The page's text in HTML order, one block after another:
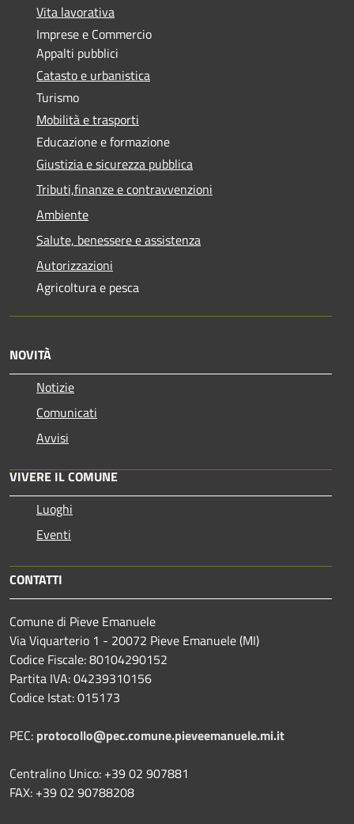
Vita lavorativa
Imprese e Commercio
Appalti pubblici
Catasto e urbanistica
Turismo
Mobilità e trasporti
Educazione e formazione
Giustizia e sicurezza pubblica
Tributi,finanze e contravvenzioni
Ambiente
Salute, benessere e assistenza
Autorizzazioni
Agricoltura e pesca
NOVITÀ
Notizie
Comunicati
Avvisi
VIVERE IL COMUNE
Luoghi
Eventi
CONTATTI
Comune di Pieve Emanuele
Via Viquarterio 1 - 20072 Pieve Emanuele (MI)
Codice Fiscale: 80104290152
Partita IVA: 04239310156
Codice Istat: 015173
PEC: protocollo@pec.comune.pieveemanuele.mi.it
Centralino Unico: +39 02 907881
FAX: +39 02 90788208